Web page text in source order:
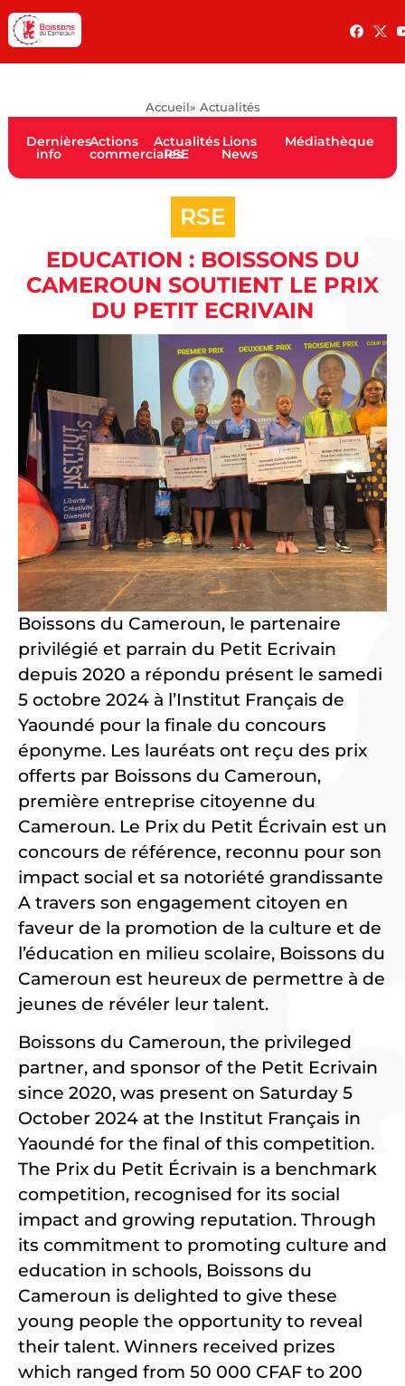
Accueil» Actualités
Dernières
info
Actions
commerciales
Actualités
RSE
Lions
News
Médiathèque
RSE
EDUCATION : BOISSONS DU
CAMEROUN SOUTIENT LE PRIX
DU PETIT ECRIVAIN
Boissons du Cameroun, le partenaire
privilégié et parrain du Petit Ecrivain
depuis 2020 a répondu présent le samedi
5 octobre 2024 à l’Institut Français de
Yaoundé pour la finale du concours
éponyme. Les lauréats ont reçu des prix
offerts par Boissons du Cameroun,
première entreprise citoyenne du
Cameroun. Le Prix du Petit Écrivain est un
concours de référence, reconnu pour son
impact social et sa notoriété grandissante
A travers son engagement citoyen en
faveur de la promotion de la culture et de
l’éducation en milieu scolaire, Boissons du
Cameroun est heureux de permettre à de
jeunes de révéler leur talent.
Boissons du Cameroun, the privileged
partner, and sponsor of the Petit Ecrivain
since 2020, was present on Saturday 5
October 2024 at the Institut Français in
Yaoundé for the final of this competition.
The Prix du Petit Écrivain is a benchmark
competition, recognised for its social
impact and growing reputation. Through
its commitment to promoting culture and
education in schools, Boissons du
Cameroun is delighted to give these
young people the opportunity to reveal
their talent. Winners received prizes
which ranged from 50 000 CFAF to 200